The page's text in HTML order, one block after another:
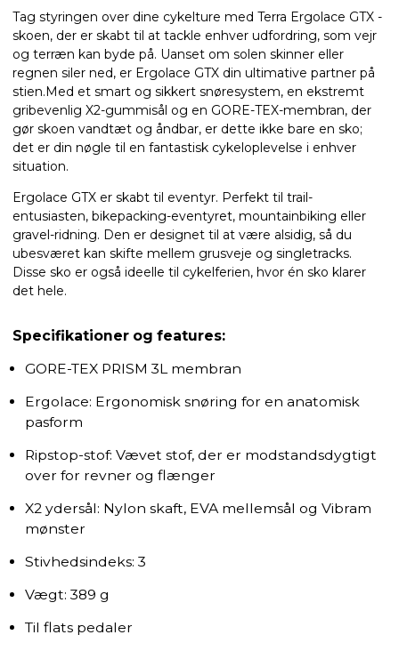
Tag styringen over dine cykelture med Terra Ergolace GTX -
skoen, der er skabt til at tackle enhver udfordring, som vejr
og terræn kan byde på. Uanset om solen skinner eller
regnen siler ned, er Ergolace GTX din ultimative partner på
stien.Med et smart og sikkert snøresystem, en ekstremt
gribevenlig X2-gummisål og en GORE-TEX-membran, der
gør skoen vandtæt og åndbar, er dette ikke bare en sko;
det er din nøgle til en fantastisk cykeloplevelse i enhver
situation.
Ergolace GTX er skabt til eventyr. Perfekt til trail-
entusiasten, bikepacking-eventyret, mountainbiking eller
gravel-ridning. Den er designet til at være alsidig, så du
ubesværet kan skifte mellem grusveje og singletracks.
Disse sko er også ideelle til cykelferien, hvor én sko klarer
det hele.
Specifikationer og features:
GORE-TEX PRISM 3L membran
Ergolace: Ergonomisk snøring for en anatomisk
pasform
Ripstop-stof: Vævet stof, der er modstandsdygtigt
over for revner og flænger
X2 ydersål: Nylon skaft, EVA mellemsål og Vibram
mønster
Stivhedsindeks: 3
Vægt: 389 g
Til flats pedaler